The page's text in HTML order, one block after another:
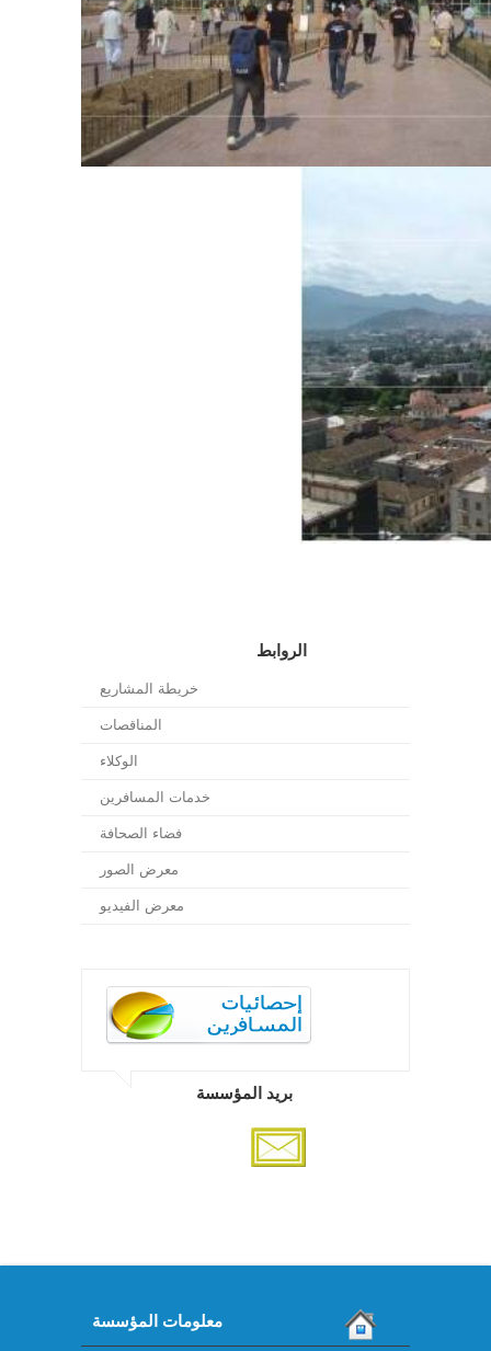
الروابط
خريطة المشاريع
المناقصات
الوكلاء
خدمات المسافرين
فضاء الصحافة
معرض الصور
معرض الفيديو
بريد المؤسسة
معلومات المؤسسة